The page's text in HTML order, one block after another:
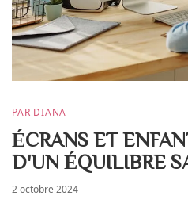
PAR DIANA
ÉCRANS ET
D'UN ÉQUILIBRE
2 octobre 2024